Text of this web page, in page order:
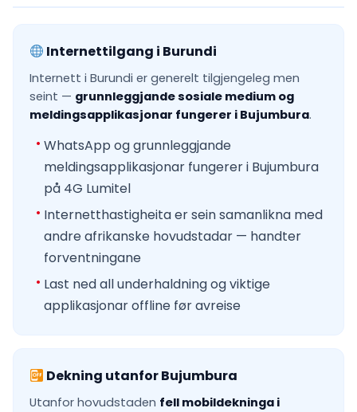
Internettilgang i Burundi
Internett i Burundi er generelt tilgjengeleg men
seint — grunnleggjande sosiale medium og
meldingsapplikasjonar fungerer i Bujumbura.
WhatsApp og grunnleggjande
meldingsapplikasjonar fungerer i Bujumbura
på 4G Lumitel
Internetthastigheita er sein samanlikna med
andre afrikanske hovudstadar — handter
forventningane
Last ned all underhaldning og viktige
applikasjonar offline før avreise
Dekning utanfor Bujumbura
Utanfor hovudstaden fell mobildekninga i